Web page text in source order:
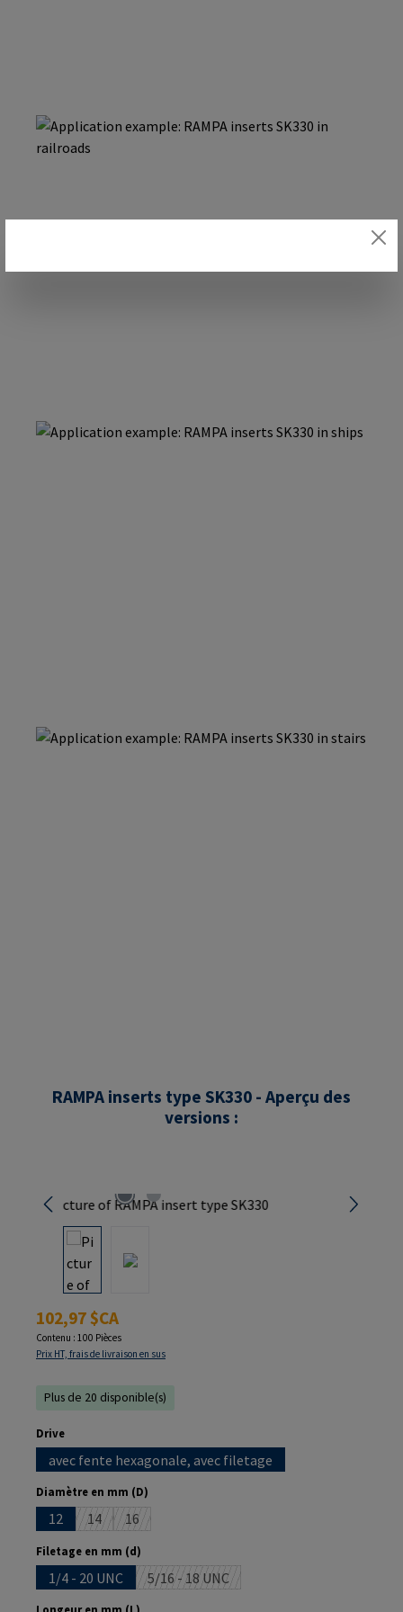
RAMPA inserts type SK330 - Aperçu des
versions :
Ignorer la galerie d'images
Prix régulier :
102,97 $CA
Contenu : 100 Pièces
Prix HT, frais de livraison en sus
Plus de 20 disponible(s)
Sélectionnez
Drive
avec fente hexagonale, avec filetage
Sélectionnez
Diamètre en mm (D)
12 14(Cette option n'est pas disponible pour le moment.)
16(Cette option n'est pas disponible pour le
Sélectionnez
Filetage en mm (d)
1/4 - 20 UNC 5/16 - 18 UNC(Cette option n'est pas disponible pour
Sélectionnez